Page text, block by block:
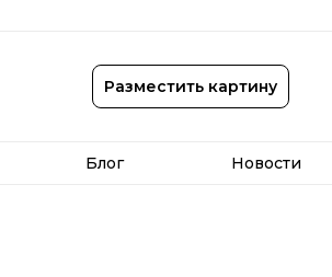
Разместить картину
Новости
Блог